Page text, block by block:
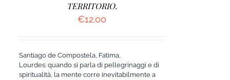
TERRITORIO.
€12.00
Santiago de Compostela, Fatima,
Lourdes: quando si parla di pellegrinaggi e di
spiritualità, la mente corre inevitabilmente a